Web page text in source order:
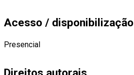
Acesso / disponibilização
Presencial